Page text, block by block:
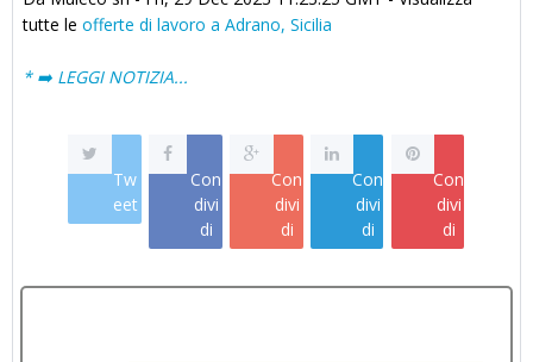
tutte le offerte di lavoro a Adrano, Sicilia
* ➡️ LEGGI NOTIZIA...
Tw
eet
Con
divi
di
Con
divi
di
Con
divi
di
Con
divi
di